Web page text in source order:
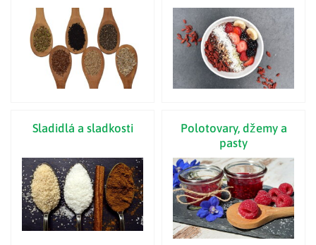
Sladidlá a sladkosti
Polotovary, džemy a
pasty